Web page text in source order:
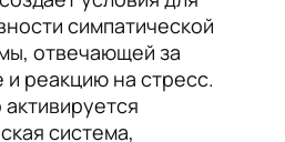
симпатической
отвечающей за
реакцию на стресс.
система,